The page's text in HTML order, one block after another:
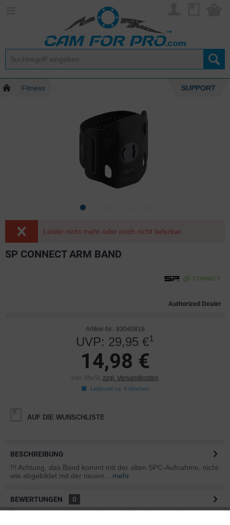
Fitness SUPPORT
Leider nicht mehr oder noch nicht lieferbar.
SP CONNECT ARM BAND
Authorized Dealer
Artikel-Nr.: 83040819
UVP: 29,95 €1
14,98 €
inkl. MwSt. zzgl. Versandkosten
Lieferzeit ca. 4 Wochen
AUF DIE WUNSCHLISTE
BESCHREIBUNG
!!! Achtung, das Band kommt mit der alten SPC-Aufnahme, nicht
wie abgebildet mit der neuen...
mehr
BEWERTUNGEN
0
Bewertungen lesen, schreiben und diskutieren...mehr